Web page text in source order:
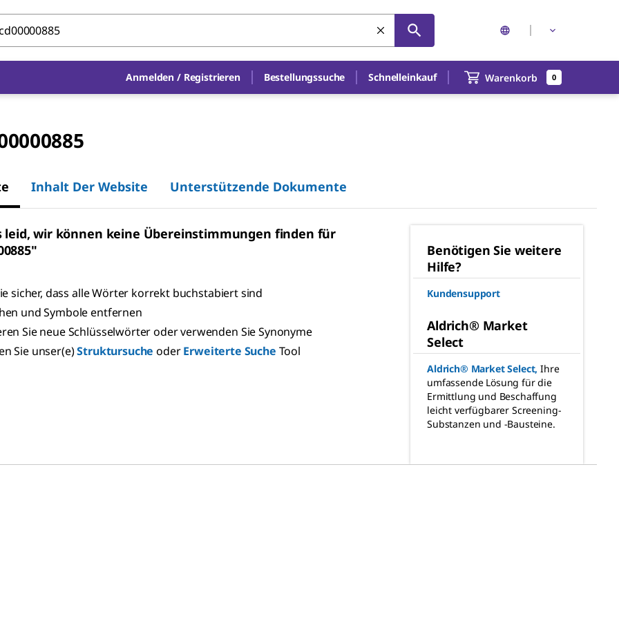
Anmelden / Registrieren Bestellungssuche Schnelleinkauf Warenkorb 0
Inhalt Der Website Unterstützende Dokumente
leid, wir können keine Übereinstimmungen finden für
sicher, dass alle Wörter korrekt buchstabiert sind
und Symbole entfernen
Sie neue Schlüsselwörter oder verwenden Sie Synonyme
Sie unser(e)Struktursuche oder Erweiterte Suche Tool
Benötigen Sie weitere
Hilfe?
Kundensupport
Aldrich® Market
Select
Aldrich® Market Select, Ihre
umfassende Lösung für die
Ermittlung und Beschaffung
leicht verfügbarer Screening-
Substanzen und -Bausteine.